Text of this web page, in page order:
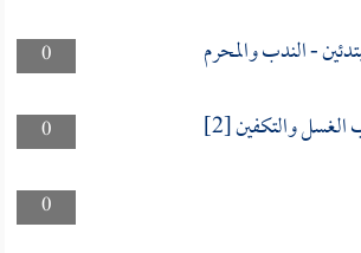
0
- الندب والمحرم
0
والتكفين [2]
0